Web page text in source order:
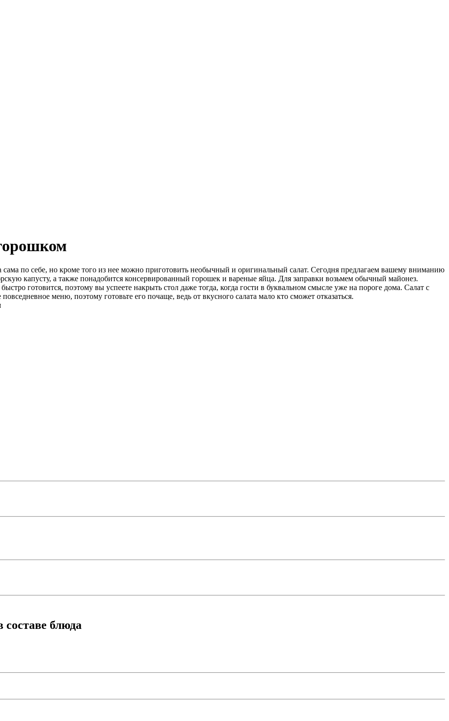
по себе, но кроме того из нее можно приготовить необычный и оригинальный салат. Сегодня предлагаем вашему вниманию
капусту, а также понадобится консервированный горошек и вареные яйца. Для заправки возьмем обычный майонез.
готовится, поэтому вы успеете накрыть стол даже тогда, когда гости в буквальном смысле уже на пороге дома. Салат с
меню, поэтому готовьте его почаще, ведь от вкусного салата мало кто сможет отказаться.
блюда